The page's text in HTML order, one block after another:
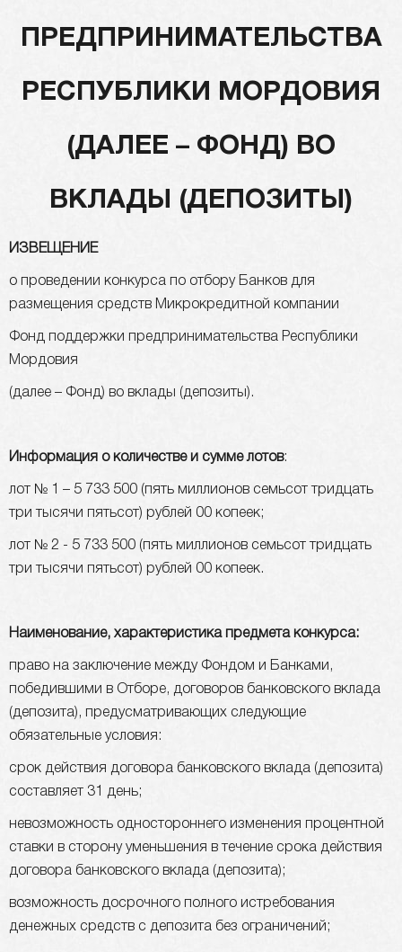
ПРЕДПРИНИМАТЕЛЬСТВА
РЕСПУБЛИКИ МОРДОВИЯ
(ДАЛЕЕ – ФОНД) ВО
ВКЛАДЫ (ДЕПОЗИТЫ)
ИЗВЕЩЕНИЕ
о проведении конкурса по отбору Банков для
размещения средств Микрокредитной компании
Фонд поддержки предпринимательства Республики
Мордовия
(далее – Фонд) во вклады (депозиты).
Информация о количестве и сумме лотов:
лот № 1 – 5 733 500 (пять миллионов семьсот тридцать
три тысячи пятьсот) рублей 00 копеек;
лот № 2 - 5 733 500 (пять миллионов семьсот тридцать
три тысячи пятьсот) рублей 00 копеек.
Наименование, характеристика предмета конкурса:
право на заключение между Фондом и Банками,
победившими в Отборе, договоров банковского вклада
(депозита), предусматривающих следующие
обязательные условия:
срок действия договора банковского вклада (депозита)
составляет 31 день;
невозможность одностороннего изменения процентной
ставки в сторону уменьшения в течение срока действия
договора банковского вклада (депозита);
возможность досрочного полного истребования
денежных средств с депозита без ограничений;